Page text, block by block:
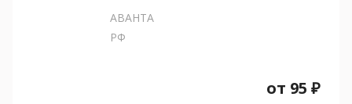
АВАНТА
РФ
от 95 ₽